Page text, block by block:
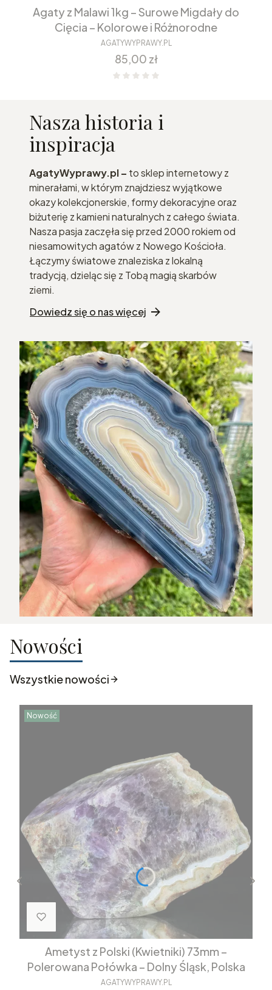
Agaty z Malawi 1kg – Surowe Migdały do
Cięcia – Kolorowe i Różnorodne
AGATYWYPRAWY.PL
Cena
85,00 zł
Nasza historia i
inspiracja
AgatyWyprawy.pl – to sklep internetowy z
minerałami, w którym znajdziesz wyjątkowe
okazy kolekcjonerskie, formy dekoracyjne oraz
biżuterię z kamieni naturalnych z całego świata.
Nasza pasja zaczęła się przed 2000 rokiem od
niesamowitych agatów z Nowego Kościoła.
Łączymy światowe znaleziska z lokalną
tradycją, dzieląc się z Tobą magią skarbów
ziemi.
Dowiedz się o nas więcej
Nowości
Wszystkie nowości
Nowość
Ametyst z Polski (Kwietniki) 73mm –
Polerowana Połówka – Dolny Śląsk, Polska
AGATYWYPRAWY.PL